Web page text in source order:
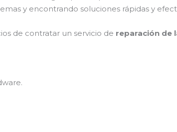
y encontrando soluciones rápidas y
de contratar un servicio de reparación de
.